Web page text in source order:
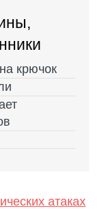
крючок
атаках